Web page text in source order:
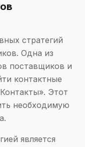
стратегий
Одна из
поставщиков и
контактные
Этот
необходимую
является